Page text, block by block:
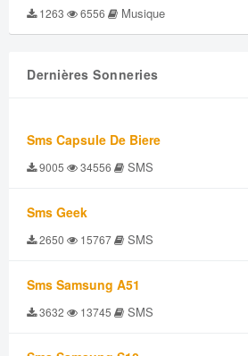
1263 6556 Musique
Dernières Sonneries
Sms Capsule De Biere
9005 34556 SMS
Sms Geek
2650 15767 SMS
Sms Samsung A51
3632 13745 SMS